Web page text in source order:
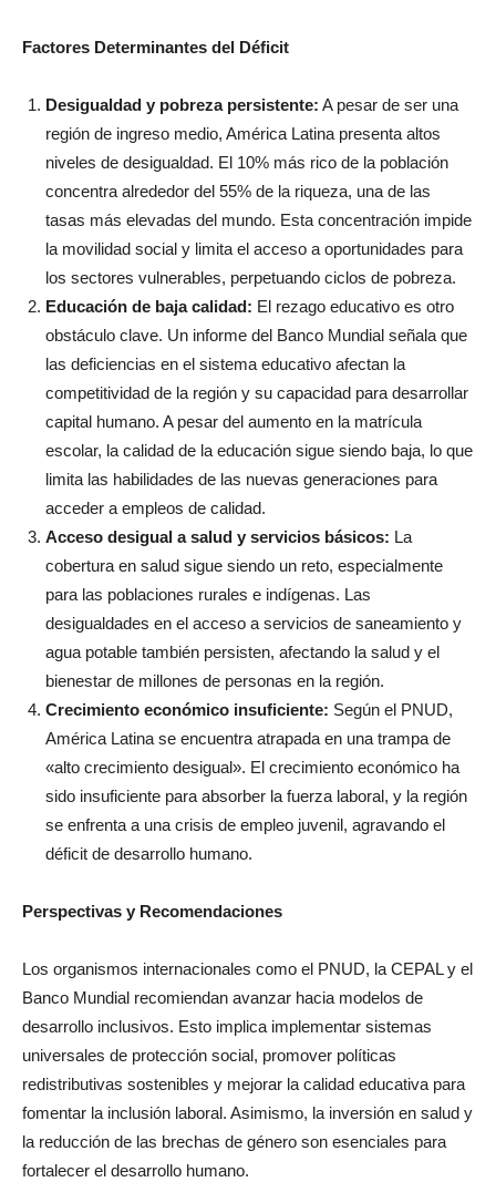
Factores Determinantes del Déficit
Desigualdad y pobreza persistente: A pesar de ser una
región de ingreso medio, América Latina presenta altos
niveles de desigualdad. El 10% más rico de la población
concentra alrededor del 55% de la riqueza, una de las
tasas más elevadas del mundo. Esta concentración impide
la movilidad social y limita el acceso a oportunidades para
los sectores vulnerables, perpetuando ciclos de pobreza.
Educación de baja calidad: El rezago educativo es otro
obstáculo clave. Un informe del Banco Mundial señala que
las deficiencias en el sistema educativo afectan la
competitividad de la región y su capacidad para desarrollar
capital humano. A pesar del aumento en la matrícula
escolar, la calidad de la educación sigue siendo baja, lo que
limita las habilidades de las nuevas generaciones para
acceder a empleos de calidad.
Acceso desigual a salud y servicios básicos: La
cobertura en salud sigue siendo un reto, especialmente
para las poblaciones rurales e indígenas. Las
desigualdades en el acceso a servicios de saneamiento y
agua potable también persisten, afectando la salud y el
bienestar de millones de personas en la región.
Crecimiento económico insuficiente: Según el PNUD,
América Latina se encuentra atrapada en una trampa de
«alto crecimiento desigual». El crecimiento económico ha
sido insuficiente para absorber la fuerza laboral, y la región
se enfrenta a una crisis de empleo juvenil, agravando el
déficit de desarrollo humano.
Perspectivas y Recomendaciones
Los organismos internacionales como el PNUD, la CEPAL y el
Banco Mundial recomiendan avanzar hacia modelos de
desarrollo inclusivos. Esto implica implementar sistemas
universales de protección social, promover políticas
redistributivas sostenibles y mejorar la calidad educativa para
fomentar la inclusión laboral. Asimismo, la inversión en salud y
la reducción de las brechas de género son esenciales para
fortalecer el desarrollo humano.